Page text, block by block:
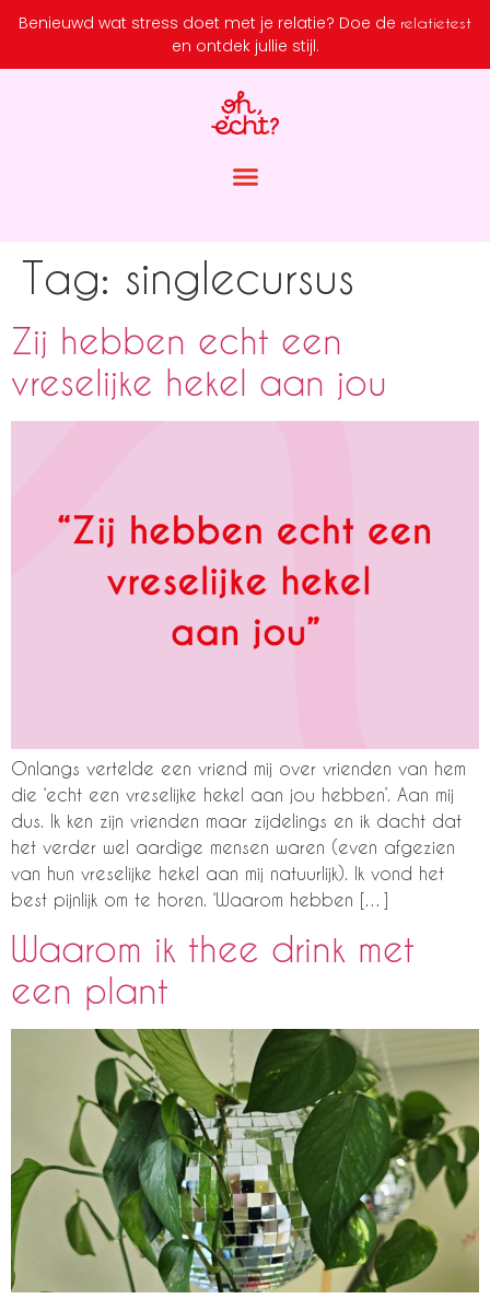
Benieuwd wat stress doet met je relatie? Doe de relatietest
en ontdek jullie stijl.
Tag: singlecursus
Zij hebben echt een
vreselijke hekel aan jou
Onlangs vertelde een vriend mij over vrienden van hem
die ‘echt een vreselijke hekel aan jou hebben’. Aan mij
dus. Ik ken zijn vrienden maar zijdelings en ik dacht dat
het verder wel aardige mensen waren (even afgezien
van hun vreselijke hekel aan mij natuurlijk). Ik vond het
best pijnlijk om te horen. ‘Waarom hebben […]
Waarom ik thee drink met
een plant